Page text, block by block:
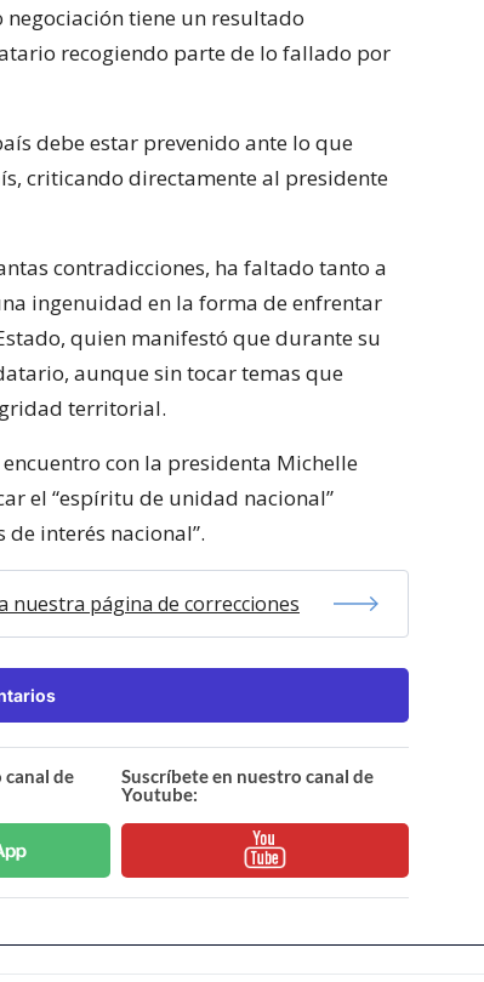
tiene un resultado
recogiendo parte de lo fallado por
debe estar prevenido ante lo que
criticando directamente al presidente
contradicciones, ha faltado tanto a
ingenuidad en la forma de enfrentar
quien manifestó que durante su
aunque sin tocar temas que
territorial.
con la presidenta Michelle
el “espíritu de unidad nacional”
de interés nacional”.
nuestra página de correcciones
canal de
Suscríbete en nuestro canal de
Youtube: